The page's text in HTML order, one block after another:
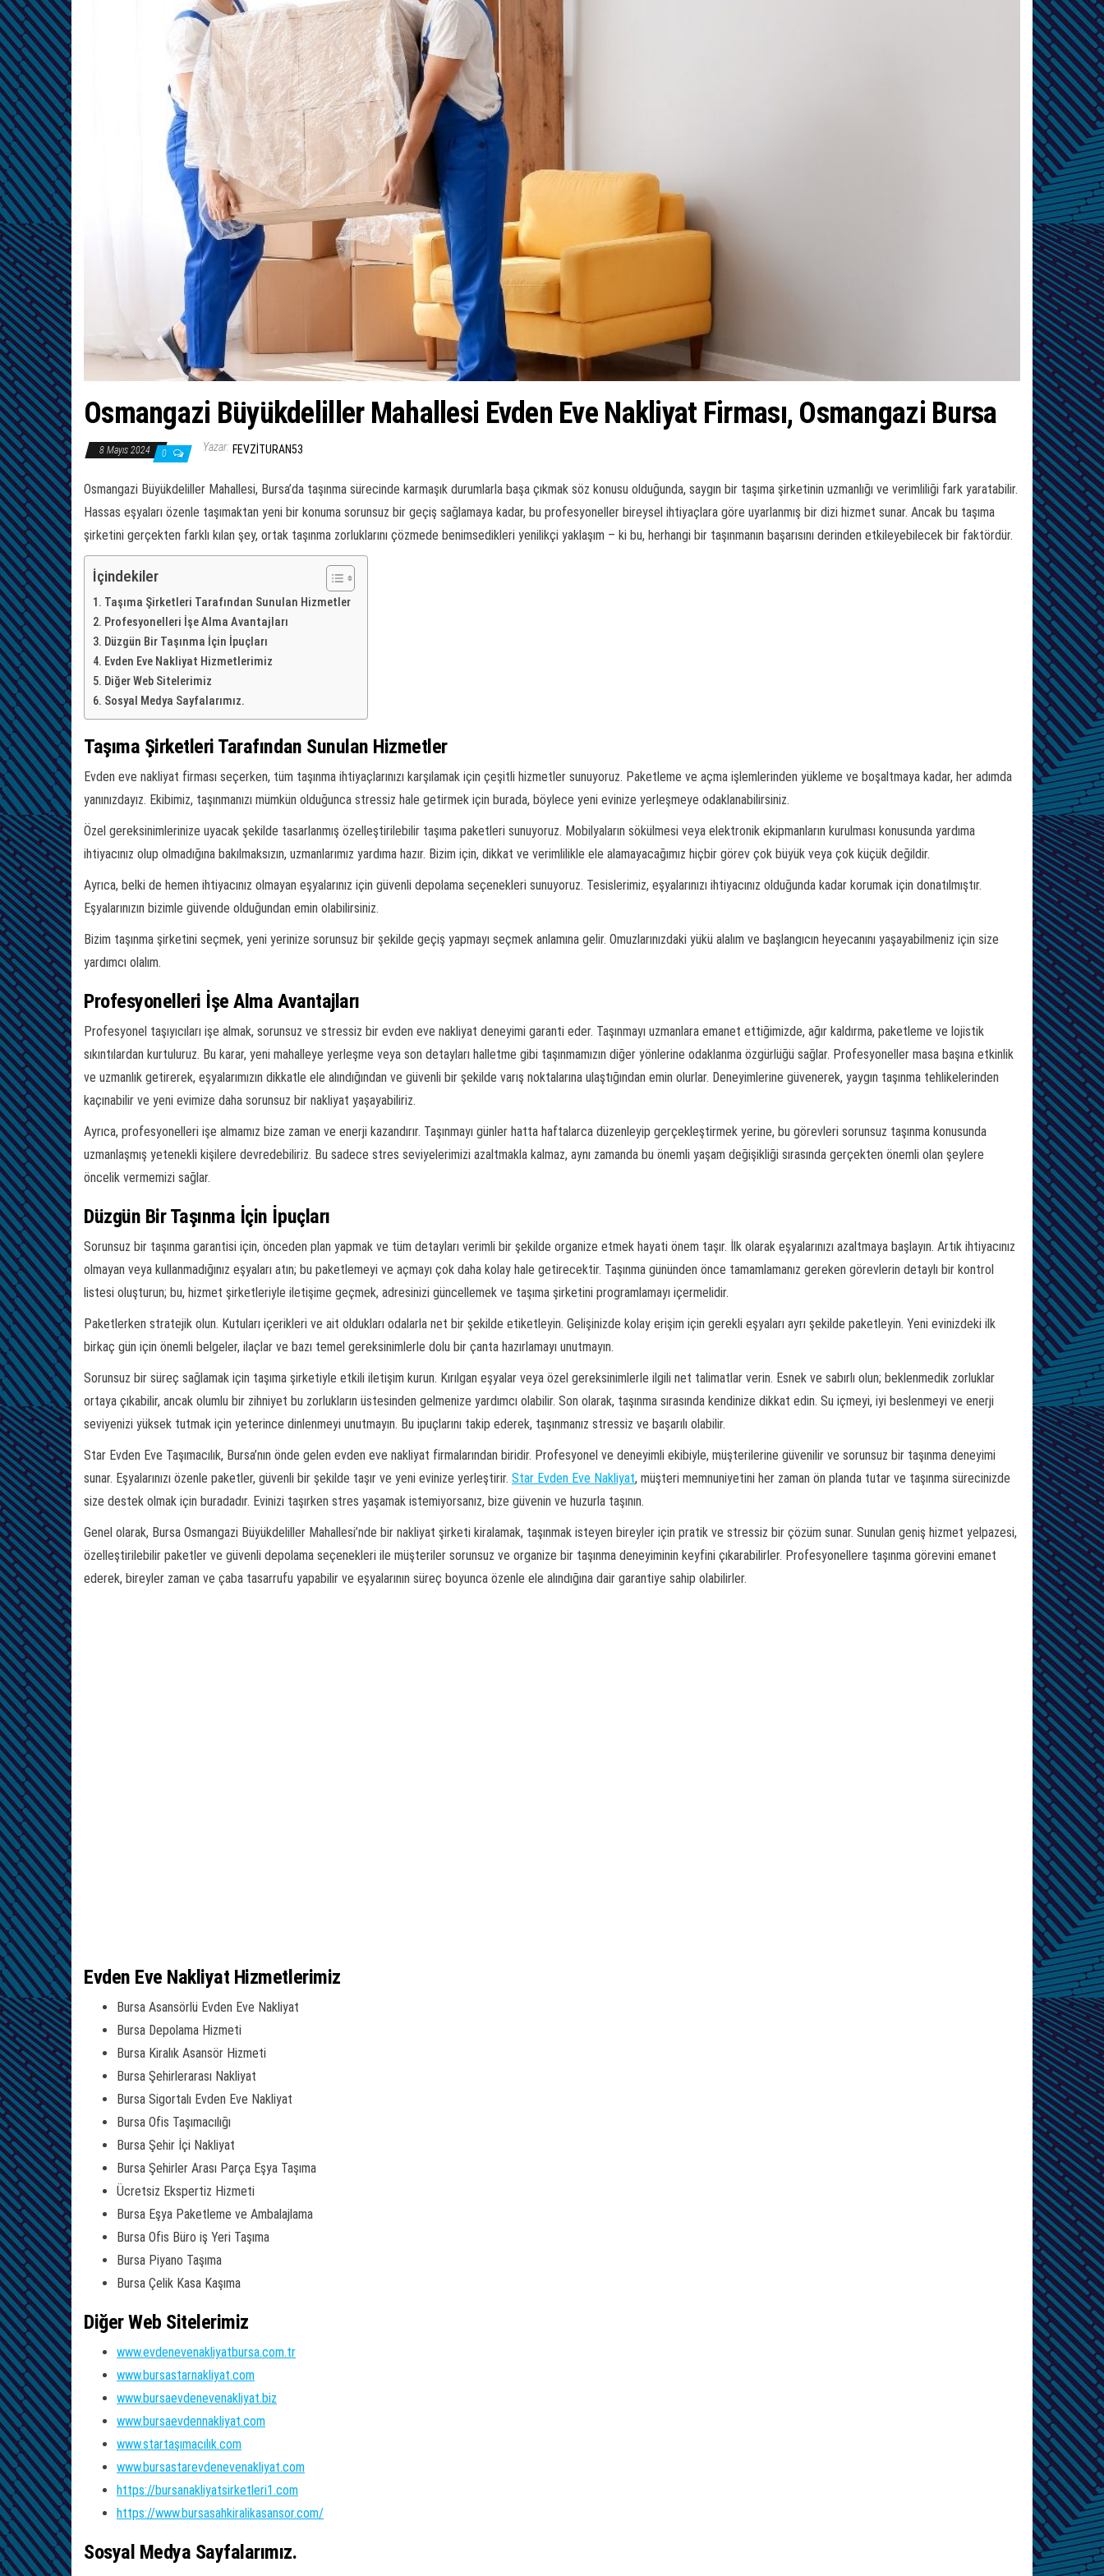
Osmangazi Büyükdeliller Mahallesi Evden Eve Nakliyat Firması, Osmangazi Bursa
8 Mayıs 2024 0 Yazar: FEVZITURAN53
Osmangazi Büyükdeliller Mahallesi, Bursa’da taşınma sürecinde karmaşık durumlarla başa çıkmak söz konusu olduğunda, saygın bir taşıma şirketinin uzmanlığı ve verimliliği fark yaratabilir.
Hassas eşyaları özenle taşımaktan yeni bir konuma sorunsuz bir geçiş sağlamaya kadar, bu profesyoneller bireysel ihtiyaçlara göre uyarlanmış bir dizi hizmet sunar. Ancak bu taşıma
şirketini gerçekten farklı kılan şey, ortak taşınma zorluklarını çözmede benimsedikleri yenilikçi yaklaşım – ki bu, herhangi bir taşınmanın başarısını derinden etkileyebilecek bir faktördür.
İçindekiler
Taşıma Şirketleri Tarafından Sunulan Hizmetler
Profesyonelleri İşe Alma Avantajları
Düzgün Bir Taşınma İçin İpuçları
Evden Eve Nakliyat Hizmetlerimiz
Diğer Web Sitelerimiz
Sosyal Medya Sayfalarımız.
Taşıma Şirketleri Tarafından Sunulan Hizmetler
Evden eve nakliyat firması seçerken, tüm taşınma ihtiyaçlarınızı karşılamak için çeşitli hizmetler sunuyoruz. Paketleme ve açma işlemlerinden yükleme ve boşaltmaya kadar, her adımda
yanınızdayız. Ekibimiz, taşınmanızı mümkün olduğunca stressiz hale getirmek için burada, böylece yeni evinize yerleşmeye odaklanabilirsiniz.
Özel gereksinimlerinize uyacak şekilde tasarlanmış özelleştirilebilir taşıma paketleri sunuyoruz. Mobilyaların sökülmesi veya elektronik ekipmanların kurulması konusunda yardıma
ihtiyacınız olup olmadığına bakılmaksızın, uzmanlarımız yardıma hazır. Bizim için, dikkat ve verimlilikle ele alamayacağımız hiçbir görev çok büyük veya çok küçük değildir.
Ayrıca, belki de hemen ihtiyacınız olmayan eşyalarınız için güvenli depolama seçenekleri sunuyoruz. Tesislerimiz, eşyalarınızı ihtiyacınız olduğunda kadar korumak için donatılmıştır.
Eşyalarınızın bizimle güvende olduğundan emin olabilirsiniz.
Bizim taşınma şirketini seçmek, yeni yerinize sorunsuz bir şekilde geçiş yapmayı seçmek anlamına gelir. Omuzlarınızdaki yükü alalım ve başlangıcın heyecanını yaşayabilmeniz için size
yardımcı olalım.
Profesyonelleri İşe Alma Avantajları
Profesyonel taşıyıcıları işe almak, sorunsuz ve stressiz bir evden eve nakliyat deneyimi garanti eder. Taşınmayı uzmanlara emanet ettiğimizde, ağır kaldırma, paketleme ve lojistik
sıkıntılardan kurtuluruz. Bu karar, yeni mahalleye yerleşme veya son detayları halletme gibi taşınmamızın diğer yönlerine odaklanma özgürlüğü sağlar. Profesyoneller masa başına etkinlik
ve uzmanlık getirerek, eşyalarımızın dikkatle ele alındığından ve güvenli bir şekilde varış noktalarına ulaştığından emin olurlar. Deneyimlerine güvenerek, yaygın taşınma tehlikelerinden
kaçınabilir ve yeni evimize daha sorunsuz bir nakliyat yaşayabiliriz.
Ayrıca, profesyonelleri işe almamız bize zaman ve enerji kazandırır. Taşınmayı günler hatta haftalarca düzenleyip gerçekleştirmek yerine, bu görevleri sorunsuz taşınma konusunda
uzmanlaşmış yetenekli kişilere devredebiliriz. Bu sadece stres seviyelerimizi azaltmakla kalmaz, aynı zamanda bu önemli yaşam değişikliği sırasında gerçekten önemli olan şeylere
öncelik vermemizi sağlar.
Düzgün Bir Taşınma İçin İpuçları
Sorunsuz bir taşınma garantisi için, önceden plan yapmak ve tüm detayları verimli bir şekilde organize etmek hayati önem taşır. İlk olarak eşyalarınızı azaltmaya başlayın. Artık ihtiyacınız
olmayan veya kullanmadığınız eşyaları atın; bu paketlemeyi ve açmayı çok daha kolay hale getirecektir. Taşınma gününden önce tamamlamanız gereken görevlerin detaylı bir kontrol
listesi oluşturun; bu, hizmet şirketleriyle iletişime geçmek, adresinizi güncellemek ve taşıma şirketini programlamayı içermelidir.
Paketlerken stratejik olun. Kutuları içerikleri ve ait oldukları odalarla net bir şekilde etiketleyin. Gelişinizde kolay erişim için gerekli eşyaları ayrı şekilde paketleyin. Yeni evinizdeki ilk
birkaç gün için önemli belgeler, ilaçlar ve bazı temel gereksinimlerle dolu bir çanta hazırlamayı unutmayın.
Sorunsuz bir süreç sağlamak için taşıma şirketiyle etkili iletişim kurun. Kırılgan eşyalar veya özel gereksinimlerle ilgili net talimatlar verin. Esnek ve sabırlı olun; beklenmedik zorluklar
ortaya çıkabilir, ancak olumlu bir zihniyet bu zorlukların üstesinden gelmenize yardımcı olabilir. Son olarak, taşınma sırasında kendinize dikkat edin. Su içmeyi, iyi beslenmeyi ve enerji
seviyenizi yüksek tutmak için yeterince dinlenmeyi unutmayın. Bu ipuçlarını takip ederek, taşınmanız stressiz ve başarılı olabilir.
Star Evden Eve Taşımacılık, Bursa’nın önde gelen evden eve nakliyat firmalarından biridir. Profesyonel ve deneyimli ekibiyle, müşterilerine güvenilir ve sorunsuz bir taşınma deneyimi
sunar. Eşyalarınızı özenle paketler, güvenli bir şekilde taşır ve yeni evinize yerleştirir. Star Evden Eve Nakliyat, müşteri memnuniyetini her zaman ön planda tutar ve taşınma sürecinizde
size destek olmak için buradadır. Evinizi taşırken stres yaşamak istemiyorsanız, bize güvenin ve huzurla taşının.
Genel olarak, Bursa Osmangazi Büyükdeliller Mahallesi’nde bir nakliyat şirketi kiralamak, taşınmak isteyen bireyler için pratik ve stressiz bir çözüm sunar. Sunulan geniş hizmet yelpazesi,
özelleştirilebilir paketler ve güvenli depolama seçenekleri ile müşteriler sorunsuz ve organize bir taşınma deneyiminin keyfini çıkarabilirler. Profesyonellere taşınma görevini emanet
ederek, bireyler zaman ve çaba tasarrufu yapabilir ve eşyalarının süreç boyunca özenle ele alındığına dair garantiye sahip olabilirler.
Evden Eve Nakliyat Hizmetlerimiz
Bursa Asansörlü Evden Eve Nakliyat
Bursa Depolama Hizmeti
Bursa Kiralık Asansör Hizmeti
Bursa Şehirlerarası Nakliyat
Bursa Sigortalı Evden Eve Nakliyat
Bursa Ofis Taşımacılığı
Bursa Şehir İçi Nakliyat
Bursa Şehirler Arası Parça Eşya Taşıma
Ücretsiz Ekspertiz Hizmeti
Bursa Eşya Paketleme ve Ambalajlama
Bursa Ofis Büro iş Yeri Taşıma
Bursa Piyano Taşıma
Bursa Çelik Kasa Kaşıma
Diğer Web Sitelerimiz
www.evdenevenakliyatbursa.com.tr
www.bursastarnakliyat.com
www.bursaevdenevenakliyat.biz
www.bursaevdennakliyat.com
www.startaşımacılık.com
www.bursastarevdenevenakliyat.com
https://bursanakliyatsirketleri1.com
https://www.bursasahkiralikasansor.com/
Sosyal Medya Sayfalarımız.